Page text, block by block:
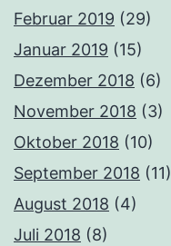
Februar 2019 (29)
Januar 2019 (15)
Dezember 2018 (6)
November 2018 (3)
Oktober 2018 (10)
September 2018 (11)
August 2018 (4)
Juli 2018 (8)